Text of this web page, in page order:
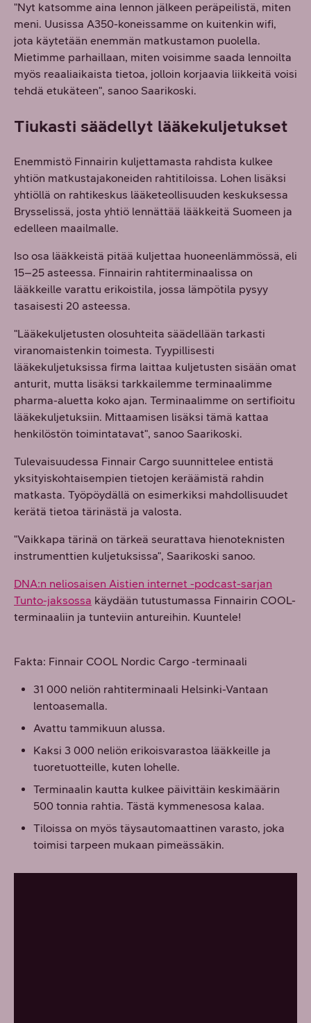
"Nyt katsomme aina lennon jälkeen peräpeilistä, miten
meni. Uusissa A350-koneissamme on kuitenkin wifi,
jota käytetään enemmän matkustamon puolella.
Mietimme parhaillaan, miten voisimme saada lennoilta
myös reaaliaikaista tietoa, jolloin korjaavia liikkeitä voisi
tehdä etukäteen", sanoo Saarikoski.
Tiukasti säädellyt lääkekuljetukset
Enemmistö Finnairin kuljettamasta rahdista kulkee
yhtiön matkustajakoneiden rahtitiloissa. Lohen lisäksi
yhtiöllä on rahtikeskus lääketeollisuuden keskuksessa
Brysselissä, josta yhtiö lennättää lääkkeitä Suomeen ja
edelleen maailmalle.
Iso osa lääkkeistä pitää kuljettaa huoneenlämmössä, eli
15–25 asteessa. Finnairin rahtiterminaalissa on
lääkkeille varattu erikoistila, jossa lämpötila pysyy
tasaisesti 20 asteessa.
"Lääkekuljetusten olosuhteita säädellään tarkasti
viranomaistenkin toimesta. Tyypillisesti
lääkekuljetuksissa firma laittaa kuljetusten sisään omat
anturit, mutta lisäksi tarkkailemme terminaalimme
pharma-aluetta koko ajan. Terminaalimme on sertifioitu
lääkekuljetuksiin. Mittaamisen lisäksi tämä kattaa
henkilöstön toimintatavat", sanoo Saarikoski.
Tulevaisuudessa Finnair Cargo suunnittelee entistä
yksityiskohtaisempien tietojen keräämistä rahdin
matkasta. Työpöydällä on esimerkiksi mahdollisuudet
kerätä tietoa tärinästä ja valosta.
"Vaikkapa tärinä on tärkeä seurattava hienoteknisten
instrumenttien kuljetuksissa", Saarikoski sanoo.
DNA:n neliosaisen Aistien internet -podcast-sarjan
Tunto-jaksossa käydään tutustumassa Finnairin COOL-
terminaaliin ja tunteviin antureihin. Kuuntele!
Fakta: Finnair COOL Nordic Cargo -terminaali
31 000 neliön rahtiterminaali Helsinki-Vantaan
lentoasemalla.
Avattu tammikuun alussa.
Kaksi 3 000 neliön erikoisvarastoa lääkkeille ja
tuoretuotteille, kuten lohelle.
Terminaalin kautta kulkee päivittäin keskimäärin
500 tonnia rahtia. Tästä kymmenesosa kalaa.
Tiloissa on myös täysautomaattinen varasto, joka
toimisi tarpeen mukaan pimeässäkin.